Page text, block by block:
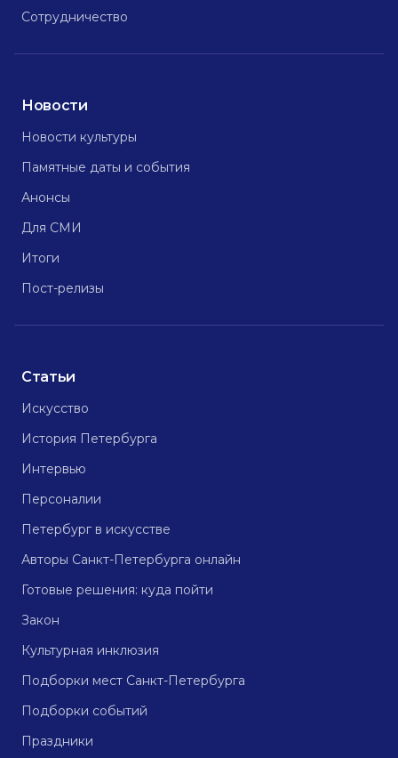
Сотрудничество
Новости
Новости культуры
Памятные даты и события
Анонсы
Для СМИ
Итоги
Пост-релизы
Статьи
Искусство
История Петербурга
Интервью
Персоналии
Петербург в искусстве
Авторы Санкт-Петербурга онлайн
Готовые решения: куда пойти
Закон
Культурная инклюзия
Подборки мест Санкт-Петербурга
Подборки событий
Праздники